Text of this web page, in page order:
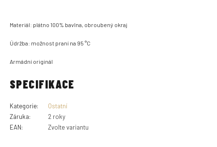
Materiál: plátno 100% bavlna, obroubený okraj
Údržba: možnost praní na 95 °C
Armádní originál
SPECIFIKACE
Kategorie:
Ostatní
Záruka:
2 roky
EAN: Zvolte variantu